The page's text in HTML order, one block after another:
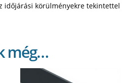
időjárási körülményekre tekintettel
még…